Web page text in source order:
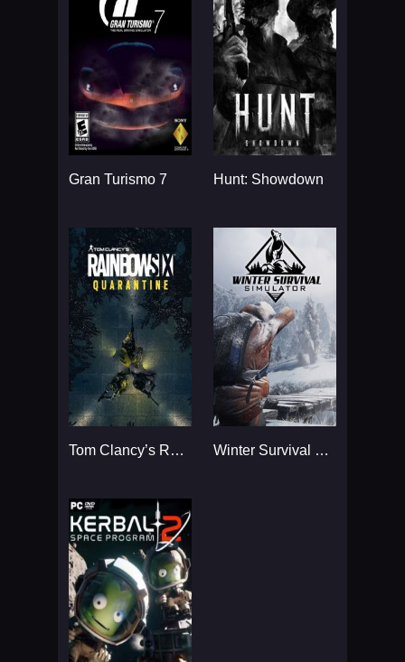
Gran Turismo 7 Hunt: Showdown
Tom Clancy’s Rainbow Six Winter Survival Simulator